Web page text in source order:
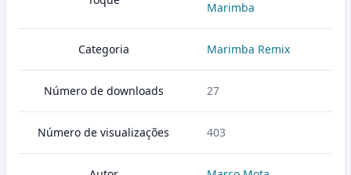
Marimba
Categoria Marimba Remix
Número de downloads 27
Número de visualizações 403